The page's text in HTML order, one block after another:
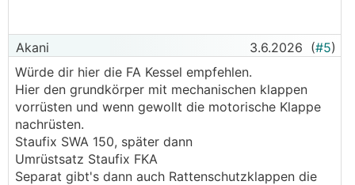
Akani 3.6.2026 (#5)
Würde dir hier die FA Kessel empfehlen.
Hier den grundkörper mit mechanischen klappen
vorrüsten und wenn gewollt die motorische Klappe
nachrüsten.
Staufix SWA 150, später dann
Umrüstsatz Staufix FKA
Separat gibt's dann auch Rattenschutzklappen die